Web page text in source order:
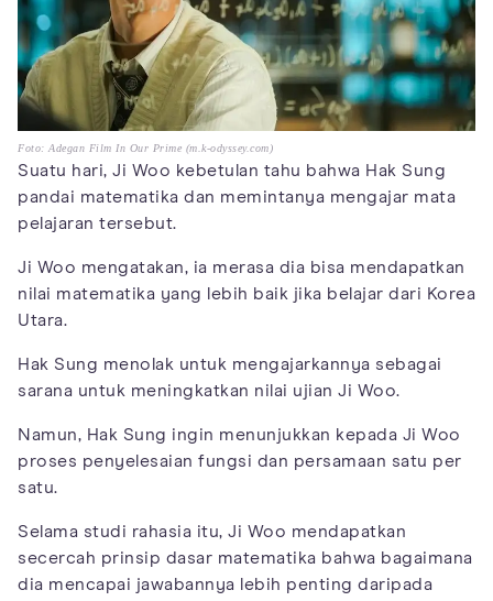
Foto: Adegan Film In Our Prime (m.k-odyssey.com)
Suatu hari, Ji Woo kebetulan tahu bahwa Hak Sung
pandai matematika dan memintanya mengajar mata
pelajaran tersebut.
Ji Woo mengatakan, ia merasa dia bisa mendapatkan
nilai matematika yang lebih baik jika belajar dari Korea
Utara.
Hak Sung menolak untuk mengajarkannya sebagai
sarana untuk meningkatkan nilai ujian Ji Woo.
Namun, Hak Sung ingin menunjukkan kepada Ji Woo
proses penyelesaian fungsi dan persamaan satu per
satu.
Selama studi rahasia itu, Ji Woo mendapatkan
secercah prinsip dasar matematika bahwa bagaimana
dia mencapai jawabannya lebih penting daripada